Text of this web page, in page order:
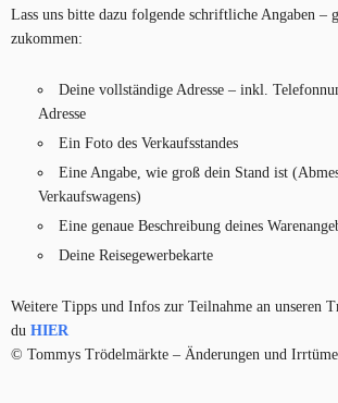
Lass uns bitte dazu folgende schriftliche Angaben –
zukommen:
Deine vollständige Adresse – inkl.
Adresse
Ein Foto des Verkaufsstandes
Eine Angabe, wie groß dein Stand ist
Verkaufswagens)
Eine genaue Beschreibung deines
Deine Reisegewerbekarte
Weitere Tipps und Infos zur Teilnahme an unseren
du HIER
© Tommys Trödelmärkte – Änderungen und